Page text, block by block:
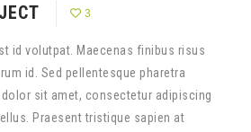
3
id volutpat. Maecenas finibus risus
id. Sed pellentesque pharetra
sit amet, consectetur adipiscing
Praesent tristique sapien at